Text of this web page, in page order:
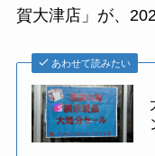
賀大津店」が、
あわせて読みたい